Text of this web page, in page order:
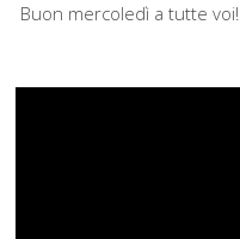
Buon mercoledì a tutte voi!